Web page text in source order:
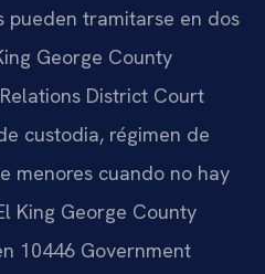
pueden tramitarse en dos
George County
District Court
custodia, régimen de
menores cuando no hay
King George County
10446 Government